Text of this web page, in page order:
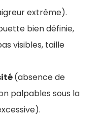
extrême).
bien définie,
visibles, taille
(absence de
palpables sous la